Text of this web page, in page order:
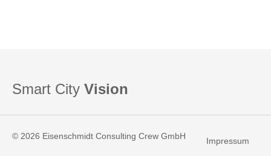
Smart City Vision
© 2026 Eisenschmidt Consulting Crew GmbH Impressum